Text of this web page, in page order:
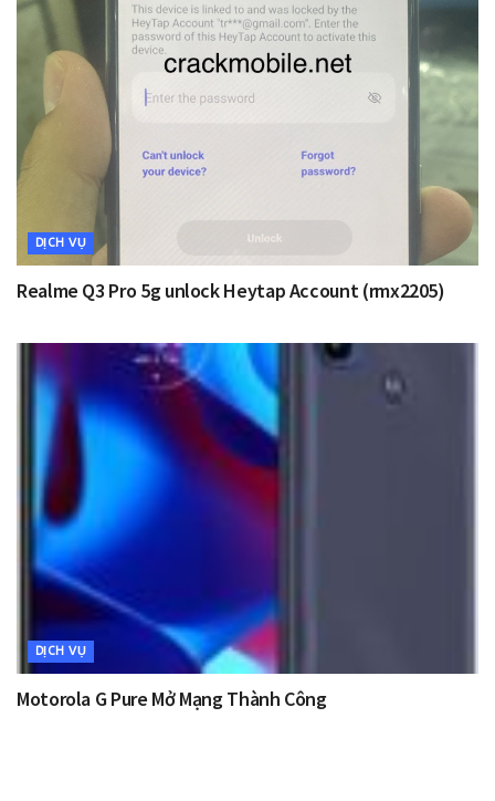
DỊCH VỤ
Realme Q3 Pro 5g unlock Heytap Account (rmx2205)
DỊCH VỤ
Motorola G Pure Mở Mạng Thành Công